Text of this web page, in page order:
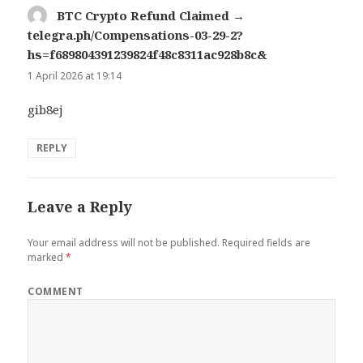
BTC Crypto Refund Claimed →
telegra.ph/Compensations-03-29-2?
hs=f689804391239824f48c8311ac928b8c&
1 April 2026 at 19:14
gib8ej
REPLY
Leave a Reply
Your email address will not be published. Required fields are
marked*
COMMENT